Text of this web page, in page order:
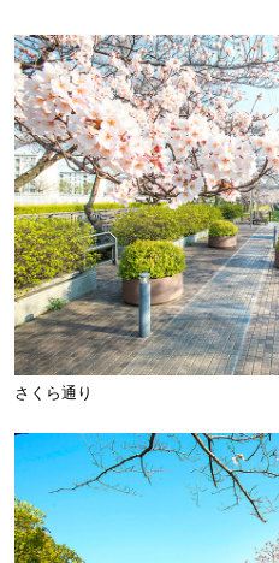
さくら通り